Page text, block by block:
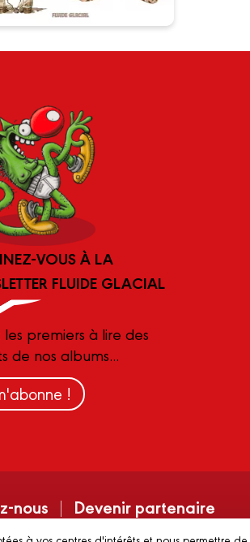
VOUS À LA
FLUIDE GLACIAL
les premiers à lire des
de nos albums...
!
nous Devenir partenaire